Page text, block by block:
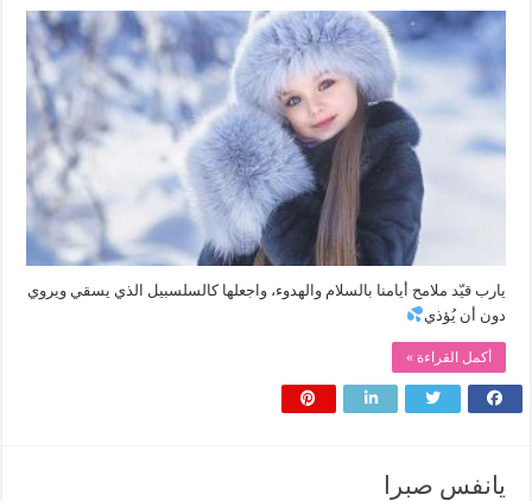
يارب قيّد ملامح أيامنا بالسلام والهدوء، واجعلها كالسلسبيل الذي يسقي ويروي
دون أن يُؤذي
أكمل القراءة »
يانفس صبرا